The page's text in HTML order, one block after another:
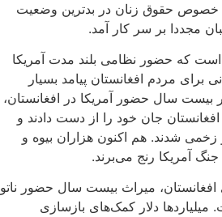
خصوص حقوق زنان در بدترین وضعیت‌
مجددا بر سر کار آمد.
است که حضور نظامی بلند مدت آمریکا
برای مردم افغانستان پیامد بسیار
سال حضور آمریکا در افغانستان،
جان خود را از دست دادند و
شدند. هم اکنون هزاران بیوه و
جنگ آمریکا رنج می‌برند.
میراث بیست سال حضور ناتو
میلیاردها دلار کمک‌های بازسازی